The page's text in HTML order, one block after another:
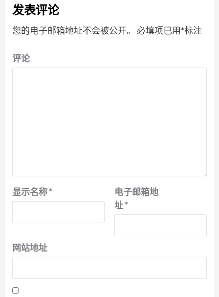
发表评论
您的电子邮箱地址不会被公开。 必填项已用*标注
评论
显示名称*
电子邮箱地
址*
网站地址